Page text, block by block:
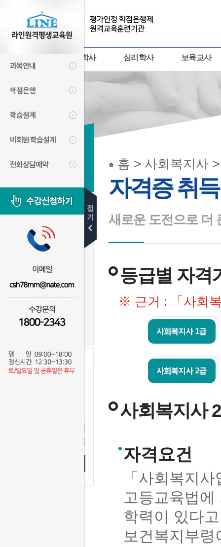
과목안내
학점은행
학습설계
비회원 학습설계
전화상담예약
경영학사 심리학사 보육교사
사회복지사
사회복지사란
자격증취득
학위취득(세부과목)
수강신청
홈 > 사회복지사
자격증 취득
새로운 도전으로 더
등급별 자격
※ 근거 : 「사회
사회복지사
자격요건
「사회복지
고등교육법
학력이 있다
보건복지부